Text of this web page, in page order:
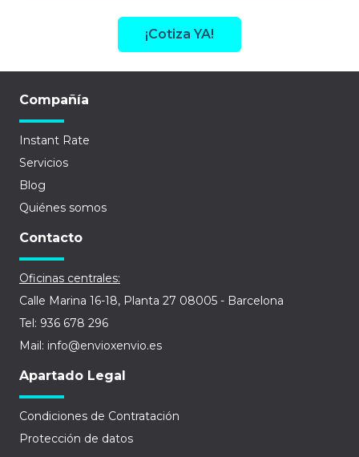
¡Cotiza YA!
Compañía
Instant Rate
Servicios
Blog
Quiénes somos
Contacto
Oficinas centrales:
Calle Marina 16-18, Planta 27 08005 - Barcelona
Tel: 936 678 296
Mail: info@envioxenvio.es
Apartado Legal
Condiciones de Contratación
Protección de datos